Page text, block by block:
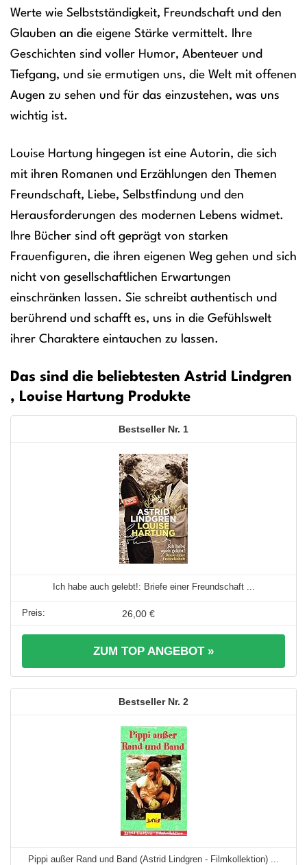
Werte wie Selbstständigkeit, Freundschaft und den
Glauben an die eigene Stärke vermittelt. Ihre
Geschichten sind voller Humor, Abenteuer und
Tiefgang, und sie ermutigen uns, die Welt mit offenen
Augen zu sehen und für das einzustehen, was uns
wichtig ist.
Louise Hartung hingegen ist eine Autorin, die sich
mit ihren Romanen und Erzählungen den Themen
Freundschaft, Liebe, Selbstfindung und den
Herausforderungen des modernen Lebens widmet.
Ihre Bücher sind oft geprägt von starken
Frauenfiguren, die ihren eigenen Weg gehen und sich
nicht von gesellschaftlichen Erwartungen
einschränken lassen. Sie schreibt authentisch und
berührend und schafft es, uns in die Gefühlswelt
ihrer Charaktere eintauchen zu lassen.
Das sind die beliebtesten Astrid Lindgren
, Louise Hartung Produkte
1
Ich habe auch gelebt!: Briefe einer Freundschaft ...
26,00 €
ZUM TOP ANGEBOT »
2
Pippi außer Rand und Band (Astrid Lindgren - Filmkollektion) ...